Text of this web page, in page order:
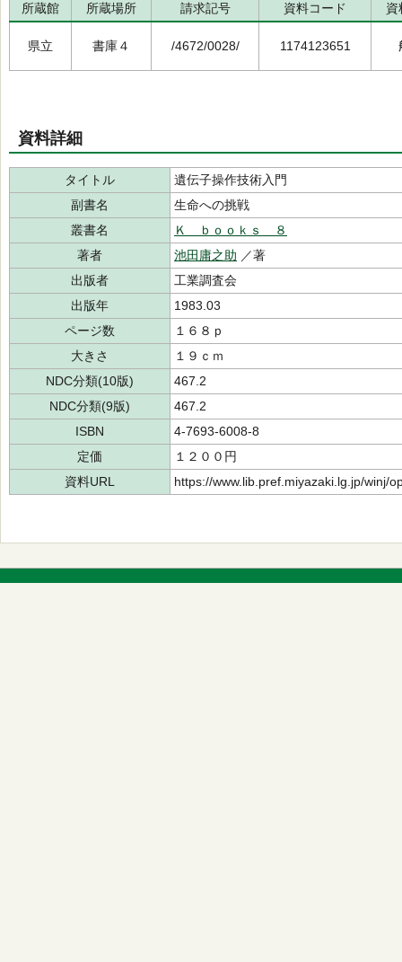
所蔵館 所蔵場所 請求記号 資料コード 資
県立 書庫４ /4672/0028/ 1174123651
資料詳細
タイトル
遺伝子操作技術入門
副書名
生命への挑戦
叢書名
Ｋ ｂｏｏｋｓ ８
著者
池田庸之助 ／著
出版者
工業調査会
出版年
1983.03
ページ数
１６８ｐ
大きさ
１９ｃｍ
NDC分類(10版)
467.2
NDC分類(9版)
467.2
ISBN
4-7693-6008-8
定価
１２００円
資料URL
https://www.lib.pref.miyazaki.lg.jp/winj/